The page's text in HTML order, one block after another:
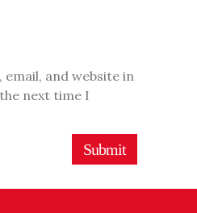
email, and website in
next time I